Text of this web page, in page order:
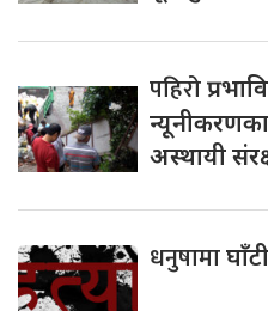
पहिरो
न्यूनीकरणका
अस्थायी
धनुषामा